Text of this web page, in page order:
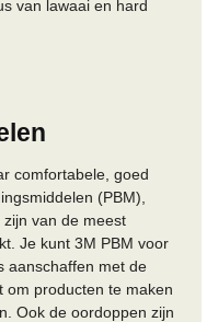
van lawaai en hard
comfortabele, goed
(PBM),
van de meest
Je kunt 3M PBM voor
aanschaffen met de
om producten te maken
Ook de oordoppen zijn